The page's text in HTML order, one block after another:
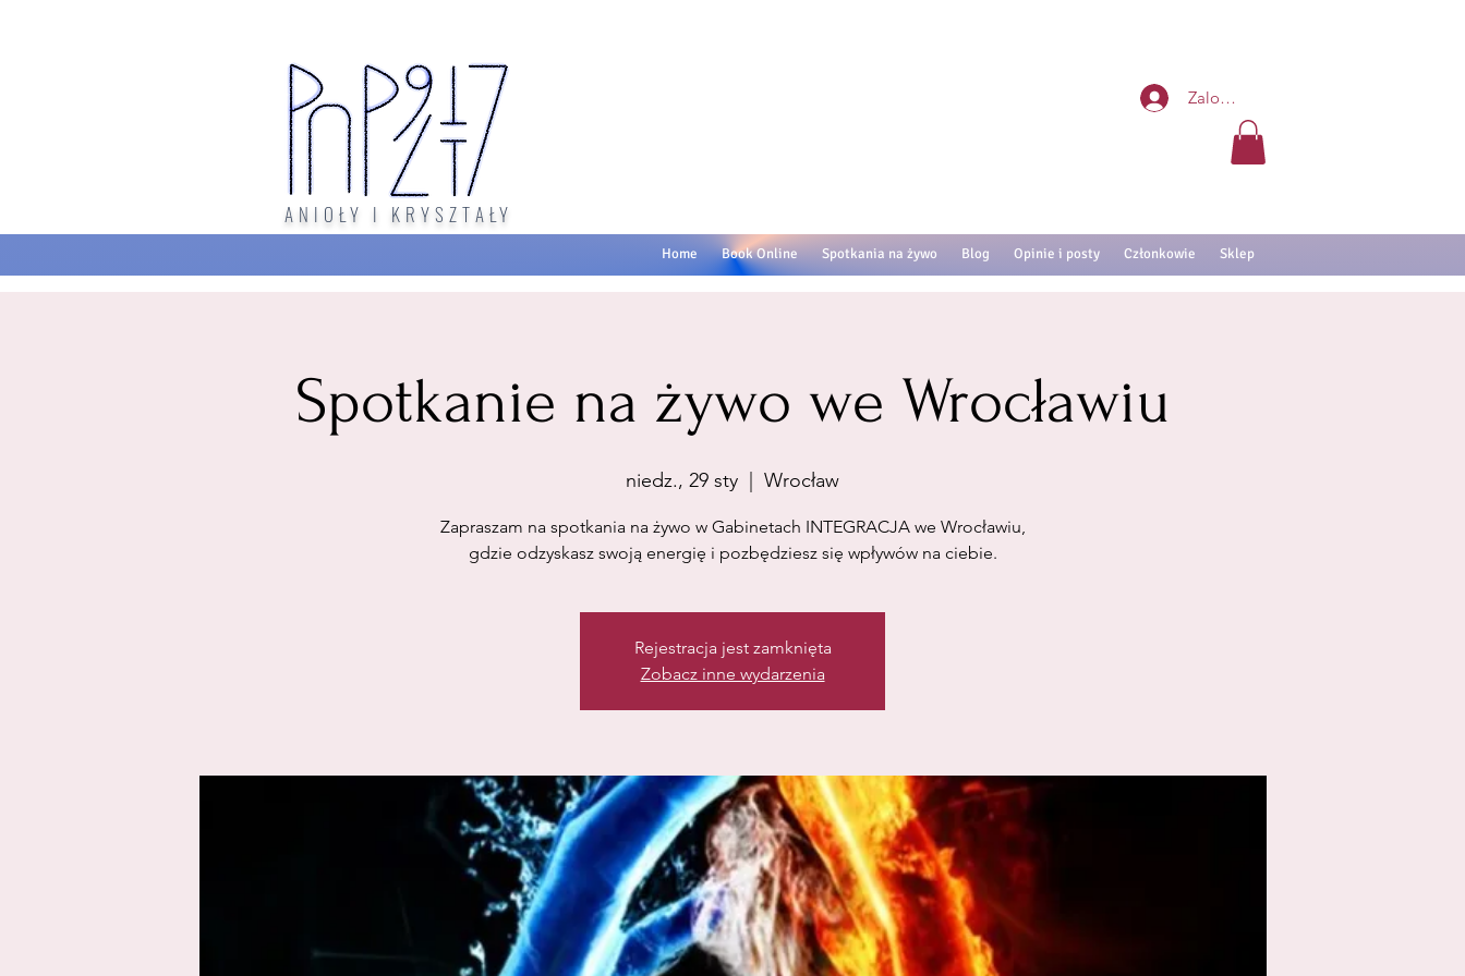
Zaloguj się
Home Book Online Spotkania na żywo Blog Opinie i posty Członkowie Sklep
ANIOŁY I KRYSZTAŁY
Spotkanie na żywo we Wrocławiu
niedz., 29 sty
  |
Wrocław
Zapraszam na spotkania na żywo w Gabinetach INTEGRACJA we Wrocławiu,
gdzie odzyskasz swoją energię i pozbędziesz się wpływów na ciebie.
Rejestracja jest zamknięta
Zobacz inne wydarzenia